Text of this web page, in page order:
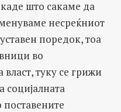
што сакаме да
несреќниот
поредок, тоа
во
туку се грижи
социјалната
поставените